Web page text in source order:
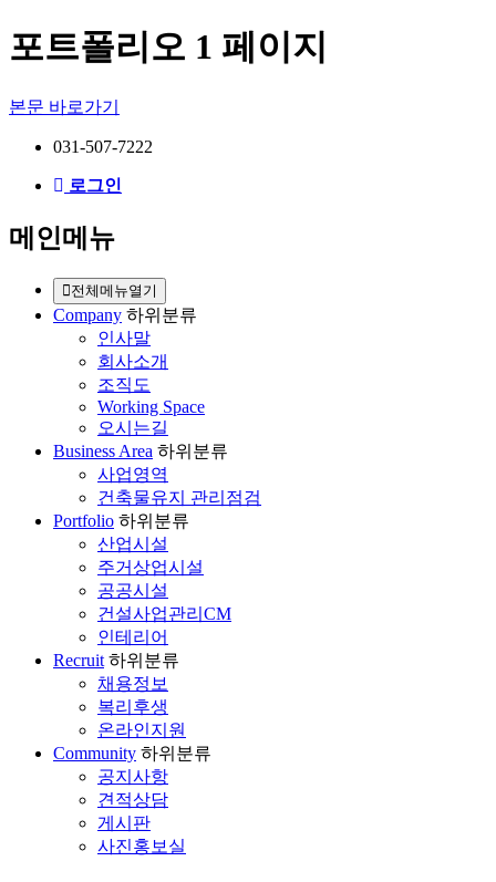
포트폴리오 1 페이지
본문 바로가기
031-507-7222
로그인
메인메뉴
전체메뉴열기
Company 하위분류
인사말
회사소개
조직도
Working Space
오시는길
Business Area 하위분류
사업영역
건축물유지 관리점검
Portfolio 하위분류
산업시설
주거상업시설
공공시설
건설사업관리CM
인테리어
Recruit 하위분류
채용정보
복리후생
온라인지원
Community 하위분류
공지사항
견적상담
게시판
사진홍보실